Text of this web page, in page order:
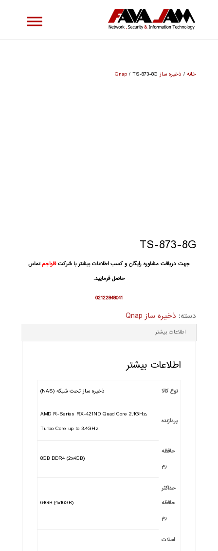
خانه/ ذخیره ساز Qnap / TS-873-8G
TS-873-8G
جهت دریافت مشاوره رایگان و کسب اطلاعات بیشتر با شرکتفاواجم تماس
حاصل فرمایید.
02122848041
دسته: ذخیره ساز Qnap
اطلاعات بیشتر
اطلاعات بیشتر
نوع کالا ذخیره ساز تحت شبکه (NAS)
پردازنده
AMD R-Series RX-421ND Quad Core 2.1GHz،
Turbo Core up to 3.4GHz
حافظه
رم
8GB DDR4 (2x4GB)
حداکثر
حافظه
رم
64GB (4x16GB)
اسلات